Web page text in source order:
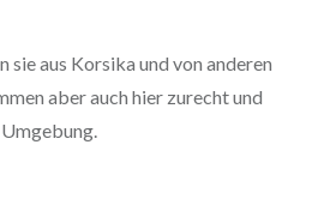
sie aus Korsika und von anderen
aber auch hier zurecht und